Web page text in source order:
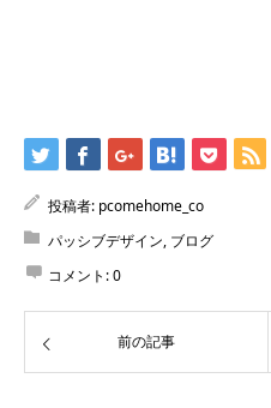
投稿者: pcomehome_co
パッシブデザイン, ブログ
コメント:0
前の記事